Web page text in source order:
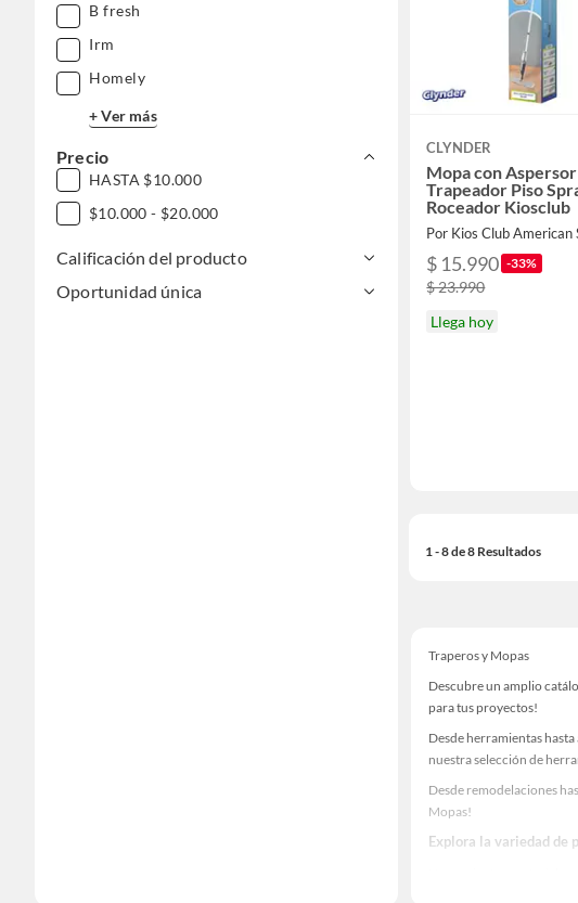
B fresh
Irm
Homely
+ Ver más
Precio
HASTA $10.000
$10.000 - $20.000
Calificación del producto
Oportunidad única
CLYNDER
Mopa con Aspersor
Trapeador Piso
Roceador Kiosclub
$ 15.990 -33%
$ 23.990
Llega hoy
1 - 8 de 8 Resultados
Traperos y Mopas
Descubre un amplio
para tus proyectos!
Desde herramientas
nuestra selección de
Desde remodelaciones
Mopas!
Explora la variedad de
Herramientas,